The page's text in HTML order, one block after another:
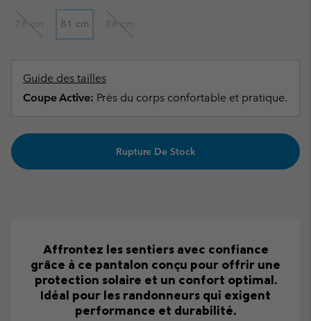
76 cm 81 cm 86 cm
Guide des tailles
Coupe Active: Près du corps confortable et pratique.
Rupture De Stock
Affrontez les sentiers avec confiance
grâce à ce pantalon conçu pour offrir une
protection solaire et un confort optimal.
Idéal pour les randonneurs qui exigent
performance et durabilité.